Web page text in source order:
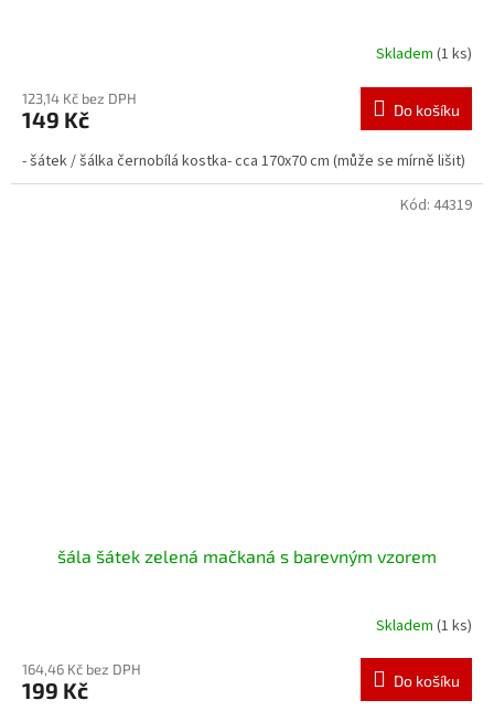
Skladem (1 ks)
123,14 Kč bez DPH
149 Kč Do košíku
- šátek / šálka černobílá kostka- cca 170x70 cm (může se mírně lišit)
šála šátek zelená mačkaná s barevným vzorem
Skladem (1 ks)
164,46 Kč bez DPH
199 Kč Do košíku
Kód: 44319